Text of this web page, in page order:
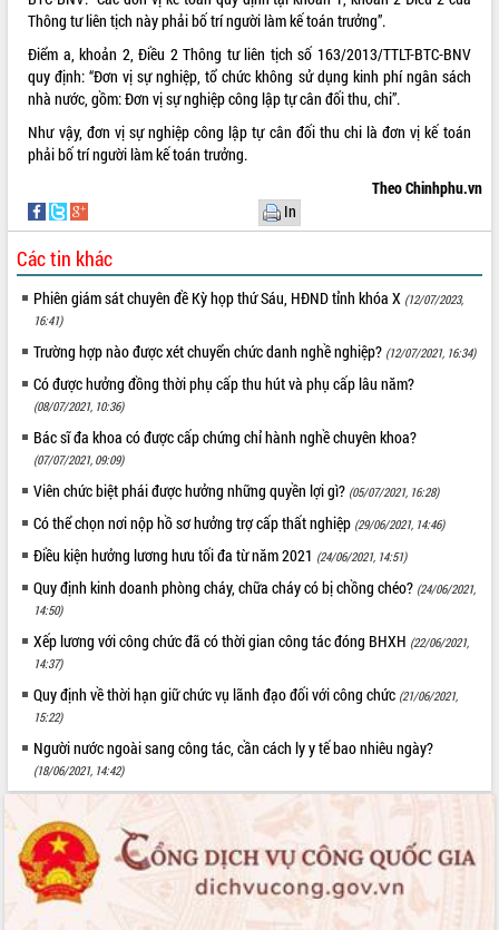
Thông tư liên tịch này phải bố trí người làm kế toán trưởng”.
Điểm a, khoản 2, Điều 2 Thông tư liên tịch số 163/2013/TTLT-BTC-BNV
quy định: “Đơn vị sự nghiệp, tổ chức không sử dụng kinh phí ngân sách
nhà nước, gồm: Đơn vị sự nghiệp công lập tự cân đối thu, chi”.
Như vậy, đơn vị sự nghiệp công lập tự cân đối thu chi là đơn vị kế toán
phải bố trí người làm kế toán trưởng.
Theo Chinhphu.vn
In
Các tin khác
Phiên giám sát chuyên đề Kỳ họp thứ Sáu, HĐND tỉnh khóa X (12/07/2023,
16:41)
Trường hợp nào được xét chuyển chức danh nghề nghiệp? (12/07/2021, 16:34)
Có được hưởng đồng thời phụ cấp thu hút và phụ cấp lâu năm?
(08/07/2021, 10:36)
Bác sĩ đa khoa có được cấp chứng chỉ hành nghề chuyên khoa?
(07/07/2021, 09:09)
Viên chức biệt phái được hưởng những quyền lợi gì? (05/07/2021, 16:28)
Có thể chọn nơi nộp hồ sơ hưởng trợ cấp thất nghiệp (29/06/2021, 14:46)
Điều kiện hưởng lương hưu tối đa từ năm 2021 (24/06/2021, 14:51)
Quy định kinh doanh phòng cháy, chữa cháy có bị chồng chéo? (24/06/2021,
14:50)
Xếp lương với công chức đã có thời gian công tác đóng BHXH (22/06/2021,
14:37)
Quy định về thời hạn giữ chức vụ lãnh đạo đối với công chức (21/06/2021,
15:22)
Người nước ngoài sang công tác, cần cách ly y tế bao nhiêu ngày?
(18/06/2021, 14:42)